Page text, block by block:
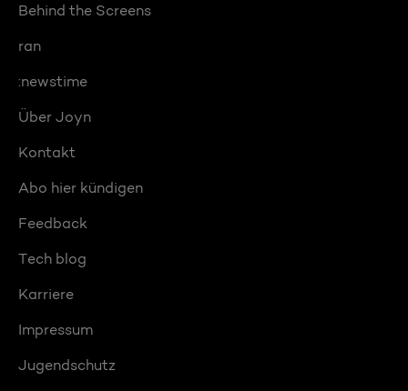
Behind the Screens
ran
:newstime
Über Joyn
Kontakt
Abo hier kündigen
Feedback
Tech blog
Karriere
Impressum
Jugendschutz